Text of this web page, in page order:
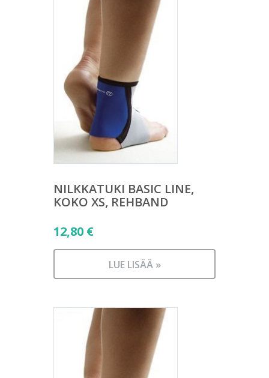
NILKKATUKI BASIC LINE,
KOKO XS, REHBAND
12,80 €
LUE LISÄÄ »